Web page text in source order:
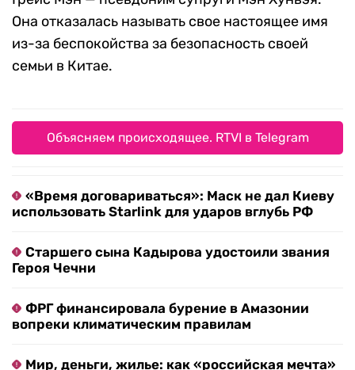
Она отказалась называть свое настоящее имя
из-за беспокойства за безопасность своей
семьи в Китае.
Объясняем происходящее. RTVI в Telegram
«Время договариваться»: Маск не дал Киеву
использовать Starlink для ударов вглубь РФ
Старшего сына Кадырова удостоили звания
Героя Чечни
ФРГ финансировала бурение в Амазонии
вопреки климатическим правилам
Мир, деньги, жилье: как «российская мечта»